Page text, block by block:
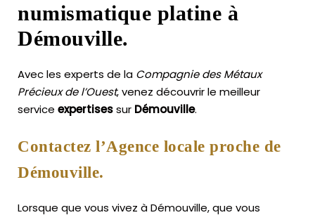
numismatique platine à
Démouville.
Avec les experts de la Compagnie des Métaux
Précieux de l’Ouest, venez découvrir le meilleur
service expertisessur Démouville.
Contactez l’Agence locale proche de
Démouville.
Lorsque que vous vivez à Démouville, que vous